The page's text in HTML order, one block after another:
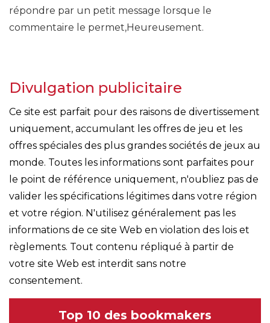
répondre par un petit message lorsque le
commentaire le permet,Heureusement.
Divulgation publicitaire
Ce site est parfait pour des raisons de divertissement
uniquement, accumulant les offres de jeu et les
offres spéciales des plus grandes sociétés de jeux au
monde. Toutes les informations sont parfaites pour
le point de référence uniquement, n'oubliez pas de
valider les spécifications légitimes dans votre région
et votre région. N'utilisez généralement pas les
informations de ce site Web en violation des lois et
règlements. Tout contenu répliqué à partir de
votre site Web est interdit sans notre
consentement.
Top 10 des bookmakers